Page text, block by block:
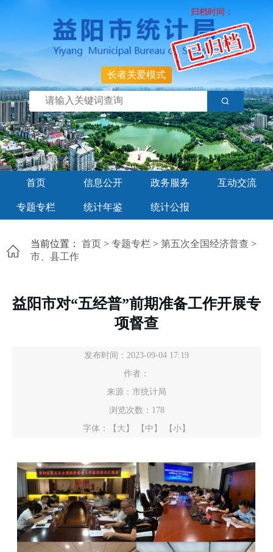
归档时间：
长者关爱模式
首页 信息公开 政务服务 互动交流
专题专栏 统计年鉴 统计公报
当前位置： 首页 > 专题专栏 > 第五次全国经济普查 >
市、县工作
益阳市对“五经普”前期准备工作开展专
项督查
发布时间：2023-09-04 17:19
作者：
来源：市统计局
浏览次数： 178
字体：
【大】 【中】 【小】